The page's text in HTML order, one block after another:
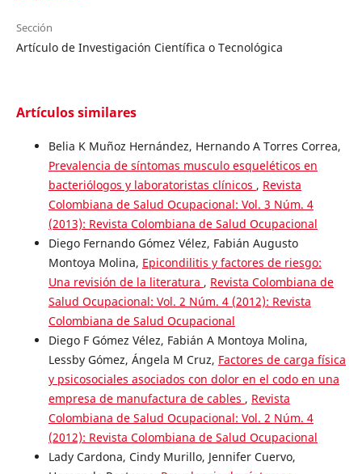
Sección
Artículo de Investigación Científica o Tecnológica
Artículos similares
Belia K Muñoz Hernández, Hernando A Torres Correa,
Prevalencia de síntomas musculo esqueléticos en
bacteriólogos y laboratoristas clínicos , Revista
Colombiana de Salud Ocupacional: Vol. 3 Núm. 4
(2013): Revista Colombiana de Salud Ocupacional
Diego Fernando Gómez Vélez, Fabián Augusto
Montoya Molina, Epicondilitis y factores de riesgo:
Una revisión de la literatura , Revista Colombiana de
Salud Ocupacional: Vol. 2 Núm. 4 (2012): Revista
Colombiana de Salud Ocupacional
Diego F Gómez Vélez, Fabián A Montoya Molina,
Lessby Gómez, Ángela M Cruz, Factores de carga física
y psicosociales asociados con dolor en el codo en una
empresa de manufactura de cables , Revista
Colombiana de Salud Ocupacional: Vol. 2 Núm. 4
(2012): Revista Colombiana de Salud Ocupacional
Lady Cardona, Cindy Murillo, Jennifer Cuervo,